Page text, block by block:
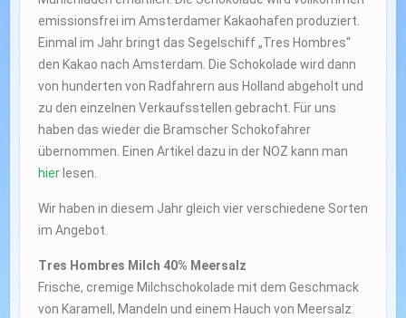
emissionsfrei im Amsterdamer Kakaohafen produziert.
Einmal im Jahr bringt das Segelschiff „Tres Hombres“
den Kakao nach Amsterdam. Die Schokolade wird dann
von hunderten von Radfahrern aus Holland abgeholt und
zu den einzelnen Verkaufsstellen gebracht. Für uns
haben das wieder die Bramscher Schokofahrer
übernommen. Einen Artikel dazu in der NOZ kann man
hierlesen.
Wir haben in diesem Jahr gleich vier verschiedene Sorten
im Angebot.
Tres Hombres Milch 40% Meersalz
Frische, cremige Milchschokolade mit dem Geschmack
von Karamell, Mandeln und einem Hauch von Meersalz.